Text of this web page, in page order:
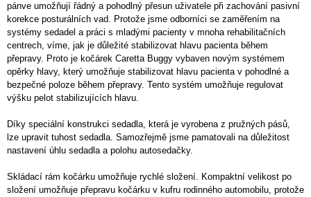
pánve umožňují řádný a pohodlný přesun uživatele při zachování pasivní
korekce posturálních vad. Protože jsme odborníci se zaměřením na
systémy sedadel a práci s mladými pacienty v mnoha rehabilitačních
centrech, víme, jak je důležité stabilizovat hlavu pacienta během
přepravy. Proto je kočárek Caretta Buggy vybaven novým systémem
opěrky hlavy, který umožňuje stabilizovat hlavu pacienta v pohodlné a
bezpečné poloze během přepravy. Tento systém umožňuje regulovat
výšku pelot stabilizujících hlavu.
Díky speciální konstrukci sedadla, která je vyrobena z pružných pásů,
lze upravit tuhost sedadla. Samozřejmě jsme pamatovali na důležitost
nastavení úhlu sedadla a polohu autosedačky.
Skládací rám kočárku umožňuje rychlé složení. Kompaktní velikost po
složení umožňuje přepravu kočárku v kufru rodinného automobilu, protože